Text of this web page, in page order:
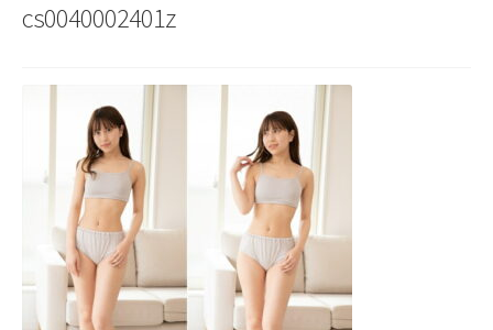
ン
ス
ギフトカタログ（ユニバース）
gold-form
CF Dashboard
CF User Registration
CF campaign form
CF Listing Page
cs0040002401z